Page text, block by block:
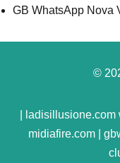
GB WhatsApp Nova
©
|
midiafire.com |